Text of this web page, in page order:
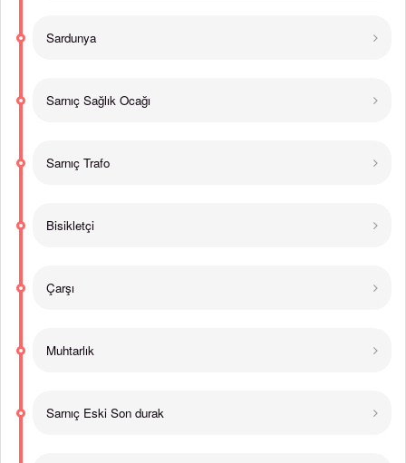
Sardunya
Sarnıç Sağlık Ocağı
Sarnıç Trafo
Bisikletçi
Çarşı
Muhtarlık
Sarnıç Eski Son durak